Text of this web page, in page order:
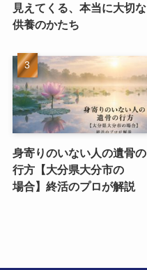
見えてくる、​本当に​大切な​
供養のかたち
身寄りのいない​人の​遺骨の​
行方​【大分県大分市の​
場合】終活の​プロが​解説